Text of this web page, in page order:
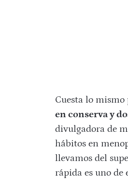
Cuesta lo mismo
en conserva y
divulgadora de
hábitos en
llevamos del
rápida es uno de